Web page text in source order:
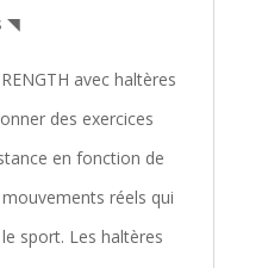
◥
avec haltères
des exercices
en fonction de
réels qui
sport. Les haltères